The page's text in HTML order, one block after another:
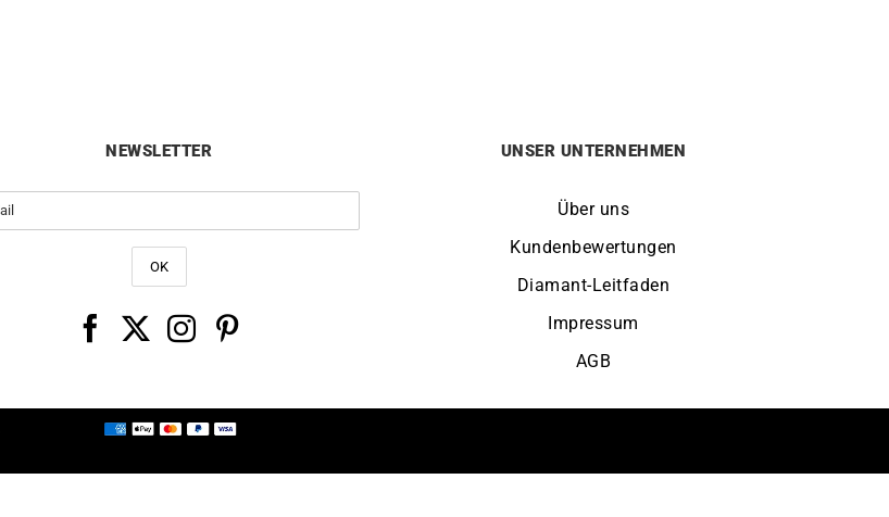
NEWSLETTER UNSER UNTERNEHMEN
Über uns
Kundenbewertungen
Diamant-Leitfaden
Impressum
AGB